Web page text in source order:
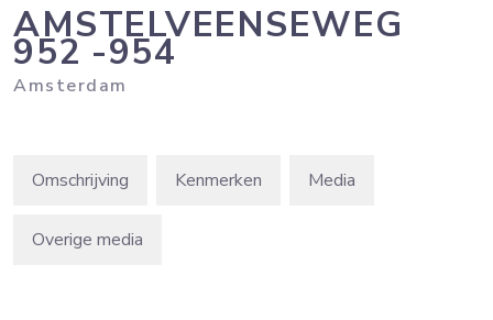
AMSTELVEENSEWEG
952 -954
Amsterdam
Omschrijving Kenmerken Media
Overige media